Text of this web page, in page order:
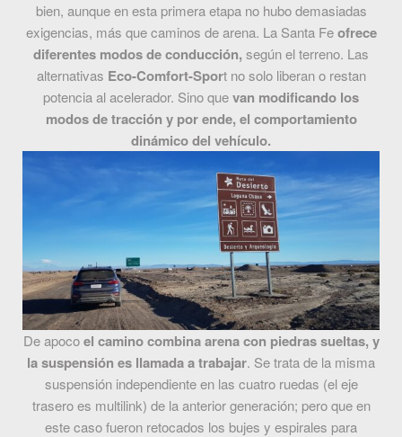
bien, aunque en esta primera etapa no hubo demasiadas
exigencias, más que caminos de arena. La Santa Feofrece
diferentes modos de conducción, según el terreno. Las
alternativas Eco-Comfort-Sport no solo liberan o restan
potencia al acelerador. Sino quevan modificando los
modos de tracción y por ende, el comportamiento
dinámico del vehículo.
De apocoel camino combina arena con piedras sueltas, y
la suspensión es llamada a trabajar. Se trata de la misma
suspensión independiente en las cuatro ruedas (el eje
trasero es multilink) de la anterior generación; pero que en
este caso fueron retocados los bujes y espirales para